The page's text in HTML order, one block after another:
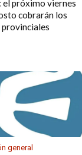
el próximo viernes
cobrarán los
general